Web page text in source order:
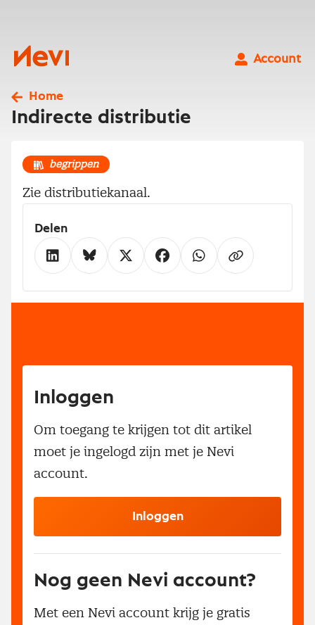
Nevi
Account
Home
Indirecte distributie
begrippen
Zie distributiekanaal.
Delen
Inloggen
Om toegang te krijgen tot dit artikel
moet je ingelogd zijn met je Nevi
account.
Inloggen
Nog geen Nevi account?
Met een Nevi account krijg je gratis